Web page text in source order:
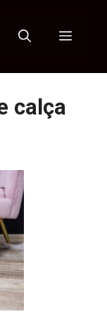
Menu
calça